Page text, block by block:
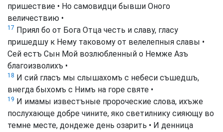
пришествие • Но самовидци бывши Оного
величествию •
17 Приял бо от Бога Отца честь и славу, гласу
пришедшу к Нему таковому от велелепныя славы •
Сей естъ Сын Мой возлюбленный о Немже Азъ
благоизволихъ •
18 И сий гласъ мы слышахомъ с небеси съшедшъ,
внегда быхомъ с Нимъ на горе святе •
19 И имамы известъные пророческие слова, ихъже
послухающе добре чините, яко светилнику сияющу во
темне месте, дондеже день озарить • И денница